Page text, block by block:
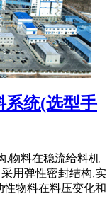
统(选型手
,物料在稳流给料机
用弹性密封结构,实
物料在料压变化和